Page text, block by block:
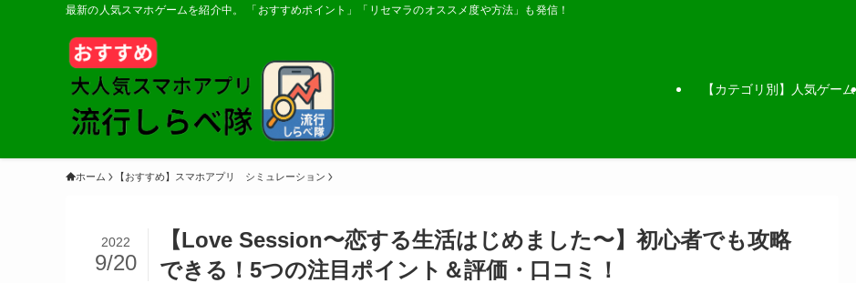
最新の人気スマホゲームを紹介中。 「おすすめポイント」「リセマラのオススメ度や方法」も発信！
【カテゴリ別】人気ゲーム
ホーム 【おすすめ】スマホアプリ シミュレーション
【Love Session〜恋する生活はじめました〜】初心者でも攻略
できる！5つの注目ポイント＆評価・口コミ！
2022
9/20